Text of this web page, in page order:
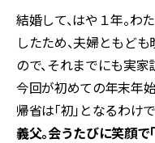
結婚して、はや１年。わ
したため、夫婦ともど
ので、それまでにも実
今回が初めての年末年
帰省は「初」となるわけ
義父。会うたびに笑顔